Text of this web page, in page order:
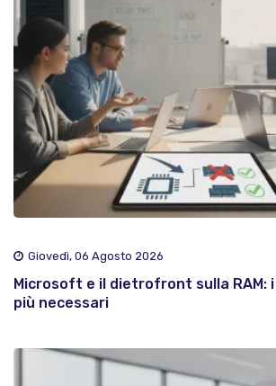
Giovedì, 06 Agosto 2026
Microsoft e il dietrofront sulla RAM: i
più necessari